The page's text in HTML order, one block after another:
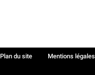
Plan du site Mentions légales